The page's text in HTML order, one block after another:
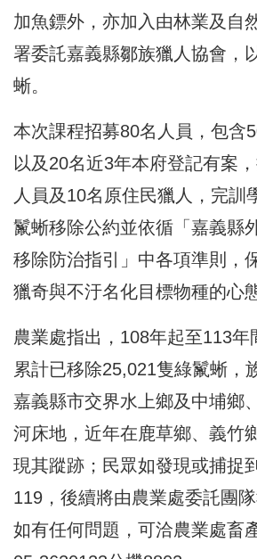
加魚鏢外，亦加入由林業及自
署委託嘉義縣鄒族獵人協會，
蜥。
本次課程招募80名人員，包含
以及20名近3年本府登記有案
人員及10名原住民獵人，完訓
鬣蜥移除公約並依循「嘉義縣
移除防治指引」中各項準則，
獵奇與不汙名化目標物種的心
農業處指出，108年起至113年
累計已移除25,021隻綠鬣蜥，
嘉義縣市交界水上鄉及中埔鄉
河床地，近年在鹿草鄉、義竹
現其蹤跡；民眾如發現或捕捉
119，後續將由農業處委託團
如有任何問題，可洽農業處畜